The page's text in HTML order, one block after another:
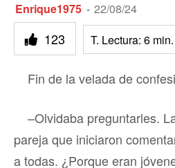
Enrique1975 - 22/08/24
123 T. Lectura: 6 min.
Fin de la velada de
–Olvidaba preguntarles.
pareja que iniciaron
a todas. ¿Porque eran